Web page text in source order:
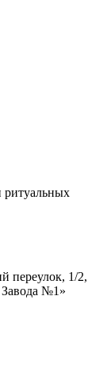
ритуальных
переулок, 1/2,
№1»